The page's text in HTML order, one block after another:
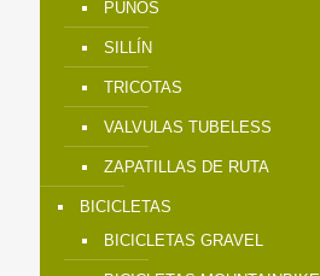
PUÑOS
SILLÍN
TRICOTAS
VALVULAS TUBELESS
ZAPATILLAS DE RUTA
BICICLETAS
BICICLETAS GRAVEL